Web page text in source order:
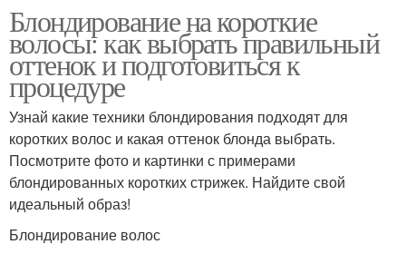
Блондирование на короткие
волосы: как выбрать правильный
оттенок и подготовиться к
процедуре
Узнай какие техники блондирования подходят для
коротких волос и какая оттенок блонда выбрать.
Посмотрите фото и картинки с примерами
блондированных коротких стрижек. Найдите свой
идеальный образ!
Блондирование волос